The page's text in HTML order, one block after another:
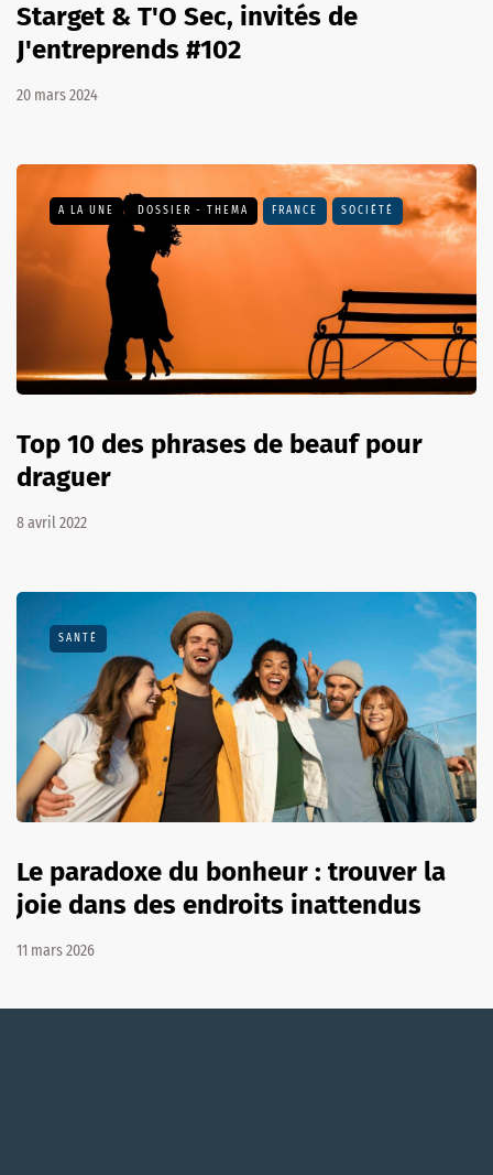
Starget & T'O Sec, invités de
J'entreprends #102
20 mars 2024
A LA UNE DOSSIER - THEMA FRANCE SOCIÉTÉ
Top 10 des phrases de beauf pour
draguer
8 avril 2022
SANTÉ
Le paradoxe du bonheur : trouver la
joie dans des endroits inattendus
11 mars 2026